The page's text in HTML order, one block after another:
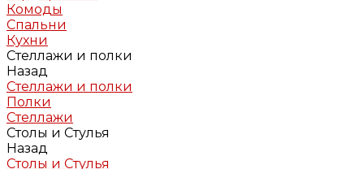
Комоды
Спальни
Кухни
Стеллажи и полки
Назад
Стеллажи и полки
Полки
Стеллажи
Столы и Стулья
Назад
Столы и Стулья